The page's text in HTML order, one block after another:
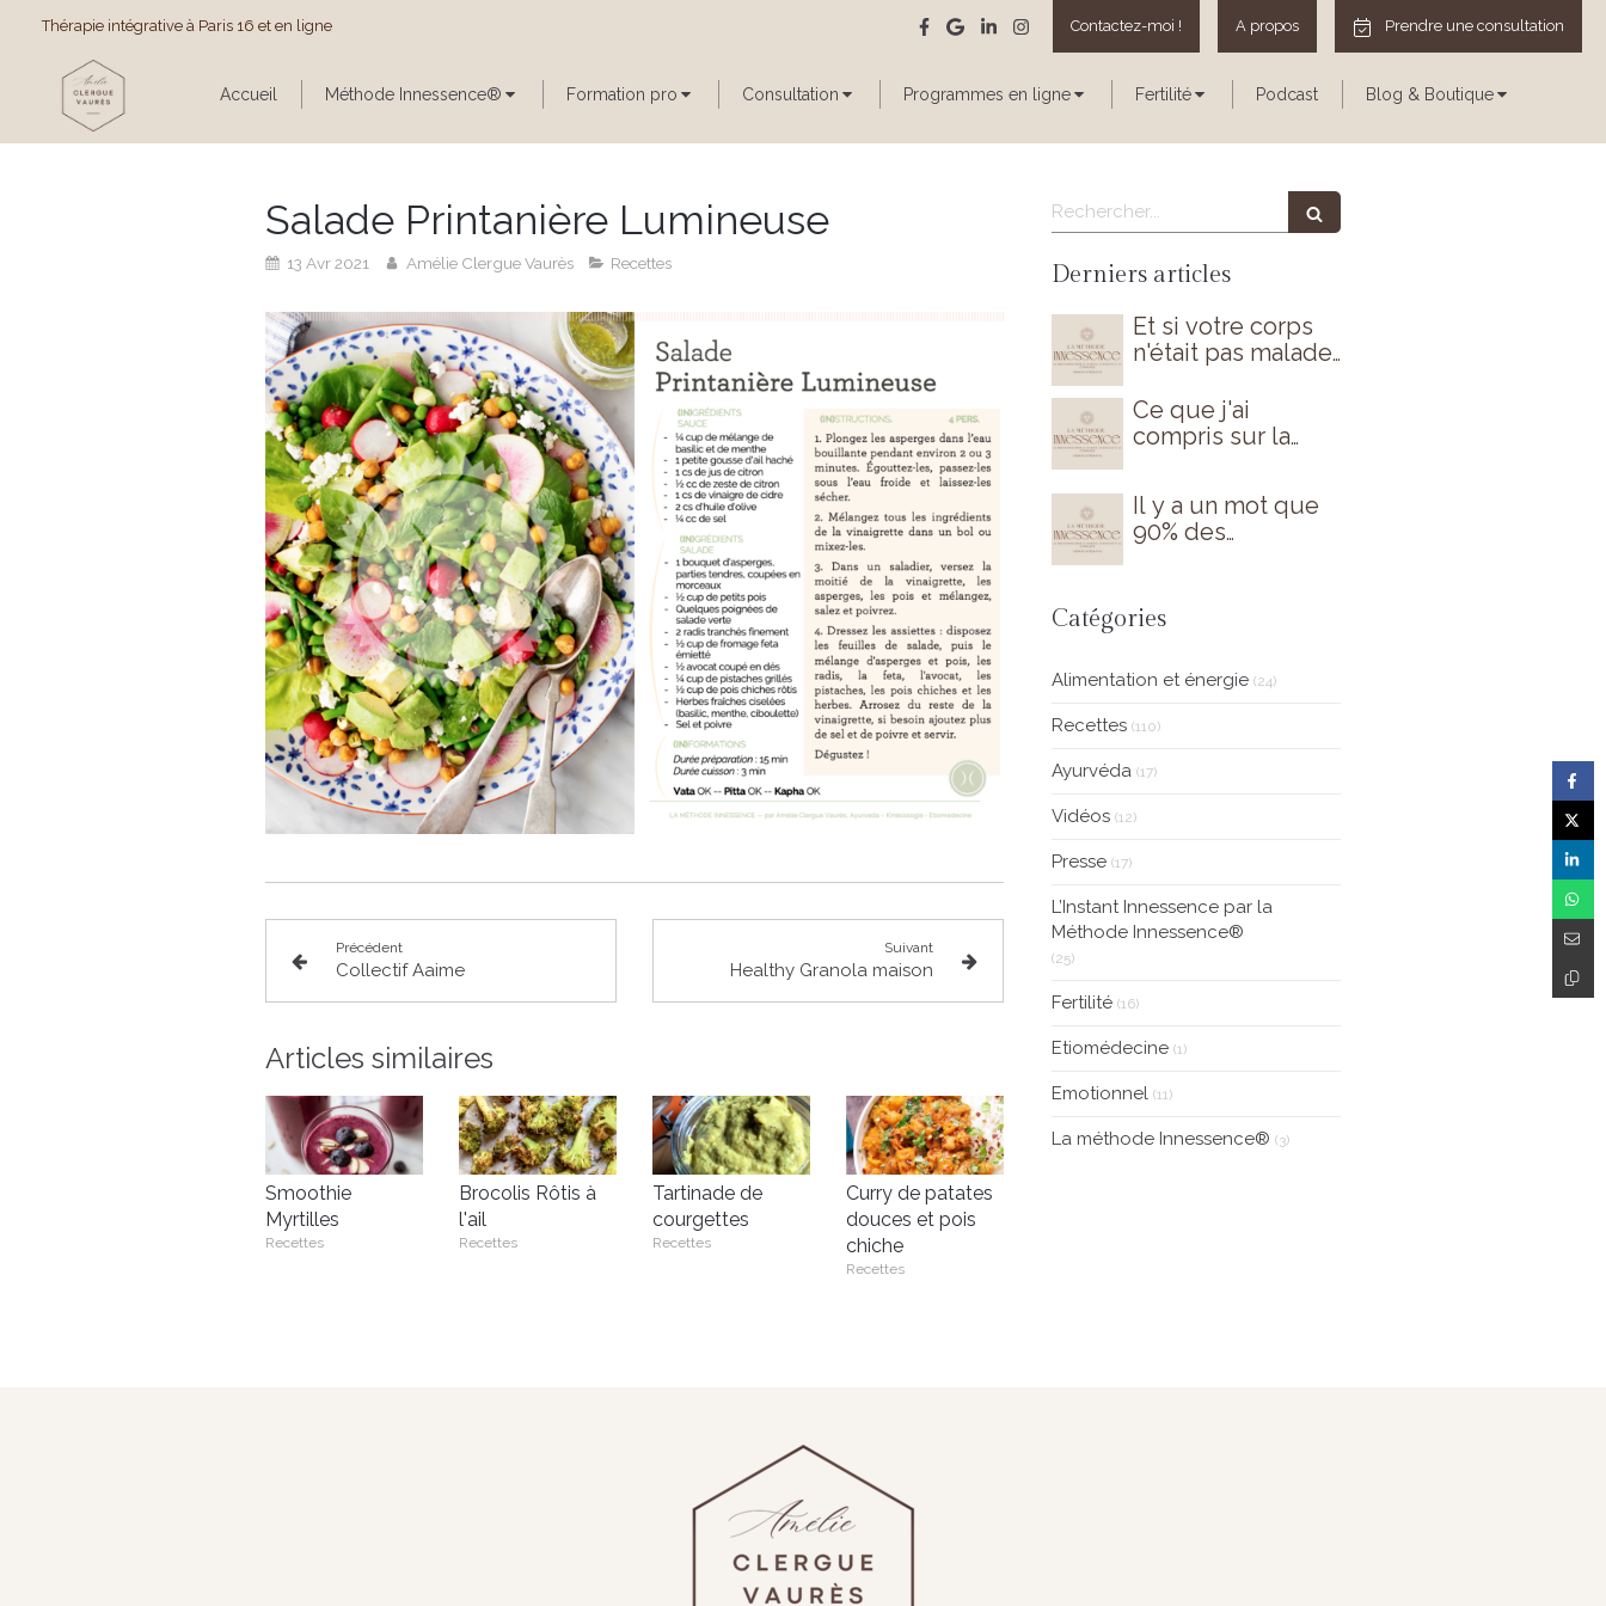
Thérapie intégrative à Paris 16 et en ligne Prendre une consultation
A propos
Contactez-moi !
Accueil Méthode Innessence® Formation pro Consultation Programmes en ligne Fertilité Podcast Blog & Boutique
Salade Printanière Lumineuse
13 Avr 2021 Amélie Clergue Vaurès Recettes
Précédent
Collectif Aaime
Suivant
Healthy Granola maison
Articles similaires
Smoothie
Myrtilles
Recettes
Brocolis Rôtis à
l'ail
Recettes
Tartinade de
courgettes
Recettes
Curry de patates
douces et pois
chiche
Recettes
Rechercher
Derniers articles
Et si votre corps
n'était pas malade
Ce que j'ai
compris sur la
(et que personne
ne m'avait dit)
Il y a un mot que
90% des
pas encore
Catégories
Alimentation et énergie (24)
Recettes (110)
Ayurvéda (17)
Vidéos (12)
Presse (17)
L’Instant Innessence par la
Méthode Innessence®
(25)
Fertilité (16)
Etiomédecine (1)
Emotionnel (11)
La méthode Innessence® (3)